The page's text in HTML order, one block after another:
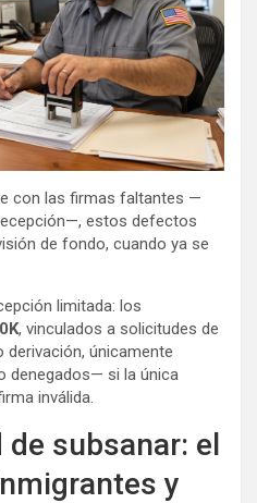
con las firmas faltantes —
estos defectos
de fondo, cuando ya se
limitada: los
, vinculados a solicitudes de
derivación, únicamente
denegados— si la única
inválida.
subsanar: el
y